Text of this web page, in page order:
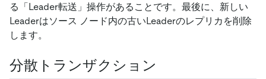
る「Leader転送」操作があることです。最後に、新しい
Leaderはソース ノード内の古いLeaderのレプリカを削除
します。
分散トランザクション